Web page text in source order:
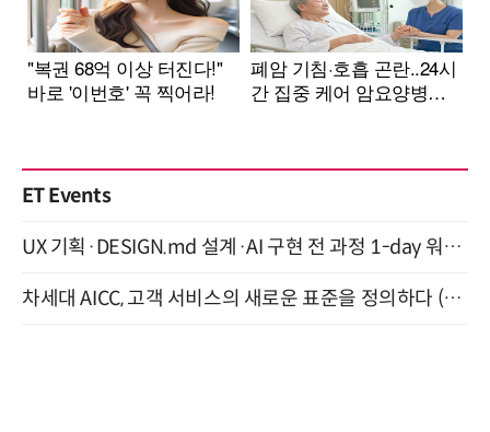
ET Events
UX 기획·DESIGN.md 설계·AI 구현 전 과정 1-day 워크숍 with Claude Code·Codex 9월 15일 개최
차세대 AICC, 고객 서비스의 새로운 표준을 정의하다 (9/9)